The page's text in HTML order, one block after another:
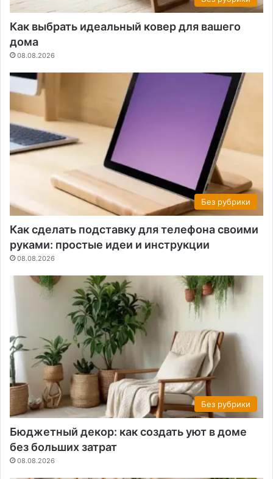
Как выбрать идеальный ковер для вашего
дома
08.08.2026
Без рубрики
Как сделать подставку для телефона своими
руками: простые идеи и инструкции
08.08.2026
Без рубрики
Бюджетный декор: как создать уют в доме
без больших затрат
08.08.2026